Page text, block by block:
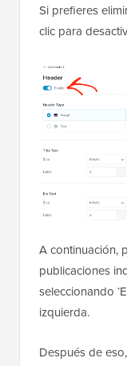
Si prefieres
clic para
A continuación,
publicaciones
seleccionando
izquierda.
Después de